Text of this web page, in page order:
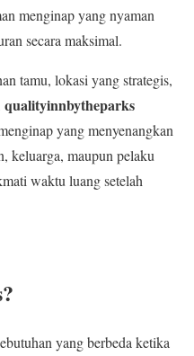
menginap yang nyaman
secara maksimal.
tamu, lokasi yang strategis,
qualityinnbytheparks
yang menyenangkan
keluarga, maupun pelaku
waktu luang setelah
yang berbeda ketika